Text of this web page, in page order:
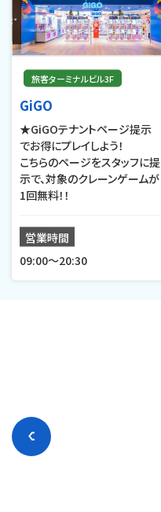
旅客ターミナルビル3F
GiGO
★GiGOテナントページ提示
でお得にプレイしよう！
こちらのページをスタッフに提
示で、対象のクレーンゲームが
1回無料！！
営業時間
09:00〜20:30